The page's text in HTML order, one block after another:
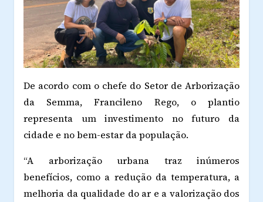
De acordo com o chefe do Setor de Arborização
da Semma, Francileno Rego, o plantio
representa um investimento no futuro da
cidade e no bem-estar da população.
“A arborização urbana traz inúmeros
benefícios, como a redução da temperatura, a
melhoria da qualidade do ar e a valorização dos